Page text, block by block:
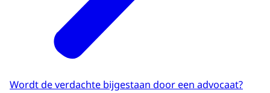
Wordt de verdachte bijgestaan door een advocaat?